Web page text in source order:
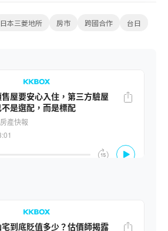
日本三菱地所 房市 跨國合作 台日